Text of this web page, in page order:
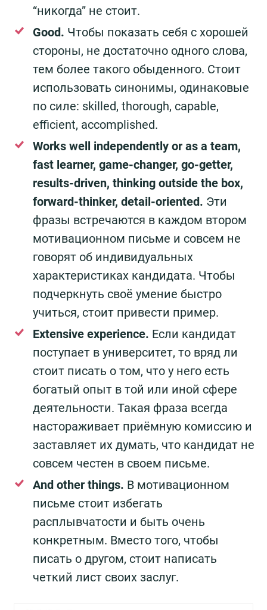
“никогда” не стоит.
Good. Чтобы показать себя с хорошей
стороны, не достаточно одного слова,
тем более такого обыденного. Стоит
использовать синонимы, одинаковые
по силе: skilled, thorough, capable,
efficient, accomplished.
Works well independently or as a team,
fast learner, game-changer, go-getter,
results-driven, thinking outside the box,
forward-thinker, detail-oriented. Эти
фразы встречаются в каждом втором
мотивационном письме и совсем не
говорят об индивидуальных
характеристиках кандидата. Чтобы
подчеркнуть своё умение быстро
учиться, стоит привести пример.
Extensive experience. Если кандидат
поступает в университет, то вряд ли
стоит писать о том, что у него есть
богатый опыт в той или иной сфере
деятельности. Такая фраза всегда
настораживает приёмную комиссию и
заставляет их думать, что кандидат не
совсем честен в своем письме.
And other things. В мотивационном
письме стоит избегать
расплывчатости и быть очень
конкретным. Вместо того, чтобы
писать о другом, стоит написать
четкий лист своих заслуг.